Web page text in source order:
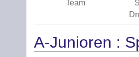
Team
A-Junioren :